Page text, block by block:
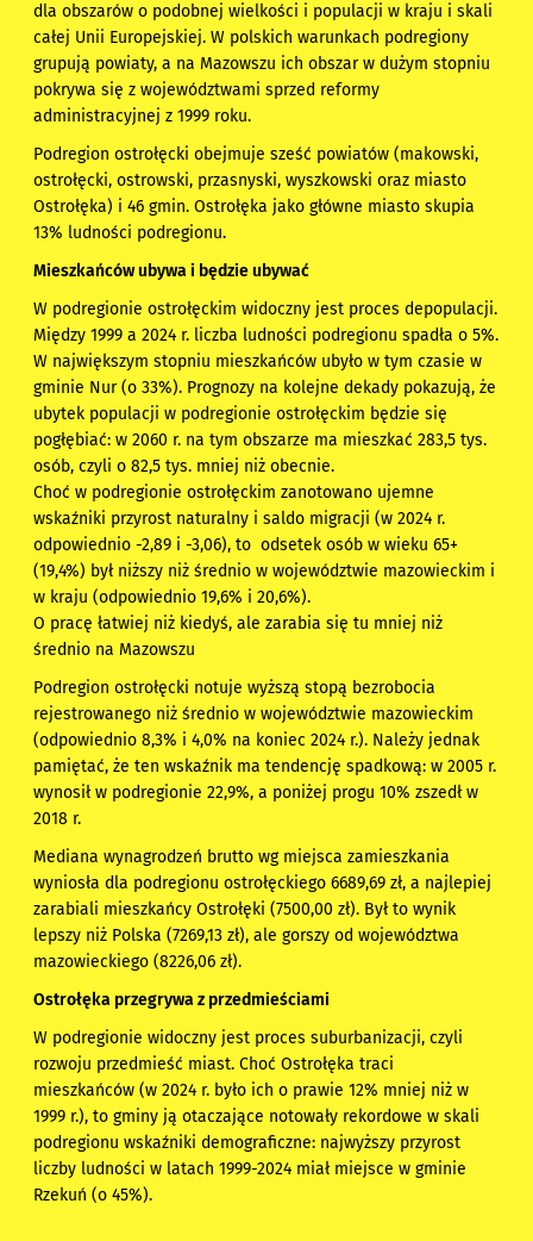
dla obszarów o podobnej wielkości i populacji w kraju i skali
całej Unii Europejskiej. W polskich warunkach podregiony
grupują powiaty, a na Mazowszu ich obszar w dużym stopniu
pokrywa się z województwami sprzed reformy
administracyjnej z 1999 roku.
Podregion ostrołęcki obejmuje sześć powiatów (makowski,
ostrołęcki, ostrowski, przasnyski, wyszkowski oraz miasto
Ostrołęka) i 46 gmin. Ostrołęka jako główne miasto skupia
13% ludności podregionu.
Mieszkańców ubywa i będzie ubywać
W podregionie ostrołęckim widoczny jest proces depopulacji.
Między 1999 a 2024 r. liczba ludności podregionu spadła o 5%.
W największym stopniu mieszkańców ubyło w tym czasie w
gminie Nur (o 33%). Prognozy na kolejne dekady pokazują, że
ubytek populacji w podregionie ostrołęckim będzie się
pogłębiać: w 2060 r. na tym obszarze ma mieszkać 283,5 tys.
osób, czyli o 82,5 tys. mniej niż obecnie.
Choć w podregionie ostrołęckim zanotowano ujemne
wskaźniki przyrost naturalny i saldo migracji (w 2024 r.
odpowiednio -2,89 i -3,06), to odsetek osób w wieku 65+
(19,4%) był niższy niż średnio w województwie mazowieckim i
w kraju (odpowiednio 19,6% i 20,6%).
O pracę łatwiej niż kiedyś, ale zarabia się tu mniej niż
średnio na Mazowszu
Podregion ostrołęcki notuje wyższą stopą bezrobocia
rejestrowanego niż średnio w województwie mazowieckim
(odpowiednio 8,3% i 4,0% na koniec 2024 r.). Należy jednak
pamiętać, że ten wskaźnik ma tendencję spadkową: w 2005 r.
wynosił w podregionie 22,9%, a poniżej progu 10% zszedł w
2018 r.
Mediana wynagrodzeń brutto wg miejsca zamieszkania
wyniosła dla podregionu ostrołęckiego 6689,69 zł, a najlepiej
zarabiali mieszkańcy Ostrołęki (7500,00 zł). Był to wynik
lepszy niż Polska (7269,13 zł), ale gorszy od województwa
mazowieckiego (8226,06 zł).
Ostrołęka przegrywa z przedmieściami
W podregionie widoczny jest proces suburbanizacji, czyli
rozwoju przedmieść miast. Choć Ostrołęka traci
mieszkańców (w 2024 r. było ich o prawie 12% mniej niż w
1999 r.), to gminy ją otaczające notowały rekordowe w skali
podregionu wskaźniki demograficzne: najwyższy przyrost
liczby ludności w latach 1999-2024 miał miejsce w gminie
Rzekuń (o 45%).